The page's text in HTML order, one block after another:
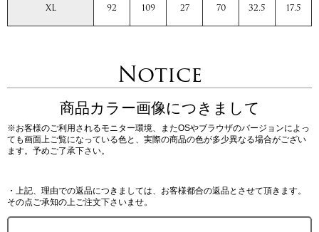
XL 92 109 27 70 32.5 17.5
Notice
商品カラー画像につきまして
※お客様のご利用されるモニター環境、またOSやブラウザのバージョンによっ
ても画面上ご覧になっている色と、実際の商品の色が多少異なる場合がござい
ます。予めご了承下さい。
・上記、理由での返品につきましては、お客様都合の返品とさせて頂きます。
その点ご承知の上ご注文下さいませ。